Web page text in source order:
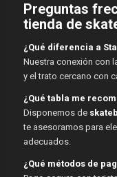
Preguntas
tienda de
¿Qué diferencia a
Nuestra conexión con
y el trato cercano con
¿Qué tabla me
Disponemos de
te asesoramos para
adecuados.
¿Qué métodos de